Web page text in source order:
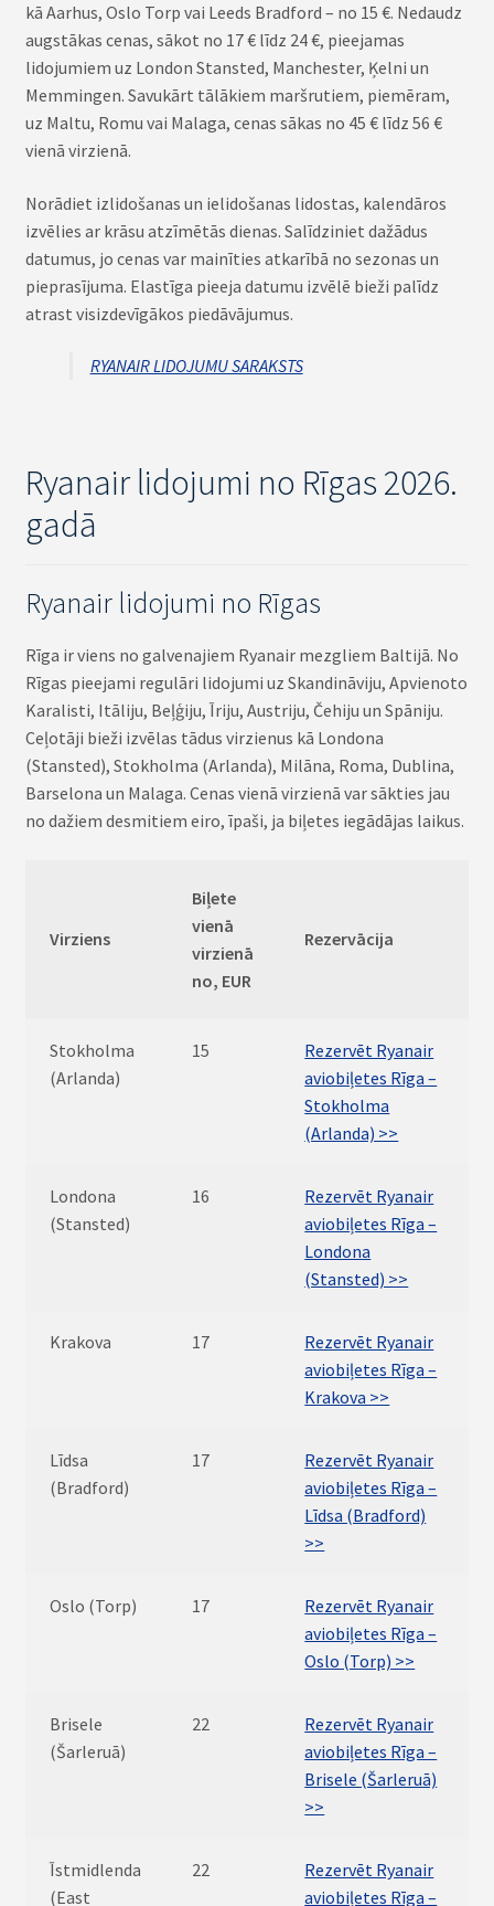
kā Aarhus, Oslo Torp vai Leeds Bradford – no 15 €. Nedaudz
augstākas cenas, sākot no 17 € līdz 24 €, pieejamas
lidojumiem uz London Stansted, Manchester, Ķelni un
Memmingen. Savukārt tālākiem maršrutiem, piemēram,
uz Maltu, Romu vai Malaga, cenas sākas no 45 € līdz 56 €
vienā virzienā.
Norādiet izlidošanas un ielidošanas lidostas, kalendāros
izvēlies ar krāsu atzīmētās dienas. Salīdziniet dažādus
datumus, jo cenas var mainīties atkarībā no sezonas un
pieprasījuma. Elastīga pieeja datumu izvēlē bieži palīdz
atrast visizdevīgākos piedāvājumus.
RYANAIR LIDOJUMU SARAKSTS
Ryanair lidojumi no Rīgas 2026.
gadā
Ryanair lidojumi no Rīgas
Rīga ir viens no galvenajiem Ryanair mezgliem Baltijā. No
Rīgas pieejami regulāri lidojumi uz Skandināviju, Apvienoto
Karalisti, Itāliju, Beļģiju, Īriju, Austriju, Čehiju un Spāniju.
Ceļotāji bieži izvēlas tādus virzienus kā Londona
(Stansted), Stokholma (Arlanda), Milāna, Roma, Dublina,
Barselona un Malaga. Cenas vienā virzienā var sākties jau
no dažiem desmitiem eiro, īpaši, ja biļetes iegādājas laikus.
Virziens
Biļete
vienā
virzienā
no, EUR
Rezervācija
Stokholma
(Arlanda)
15
Rezervēt Ryanair
aviobiļetes Rīga –
Stokholma
(Arlanda) >>
Londona
(Stansted)
16
Rezervēt Ryanair
aviobiļetes Rīga –
Londona
(Stansted) >>
Krakova 17
Rezervēt Ryanair
aviobiļetes Rīga –
Krakova >>
Līdsa
(Bradford)
17
Rezervēt Ryanair
aviobiļetes Rīga –
Līdsa (Bradford)
>>
Oslo (Torp) 17
Rezervēt Ryanair
aviobiļetes Rīga –
Oslo (Torp) >>
Brisele
(Šarleruā)
22
Rezervēt Ryanair
aviobiļetes Rīga –
Brisele (Šarleruā)
>>
Īstmidlenda
(East
22
Rezervēt Ryanair
aviobiļetes Rīga –